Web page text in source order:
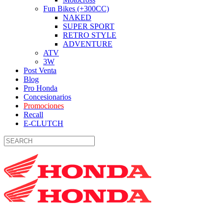
Fun Bikes (+300CC)
NAKED
SUPER SPORT
RETRO STYLE
ADVENTURE
ATV
3W
Post Venta
Blog
Pro Honda
Concesionarios
Promociones
Recall
E-CLUTCH